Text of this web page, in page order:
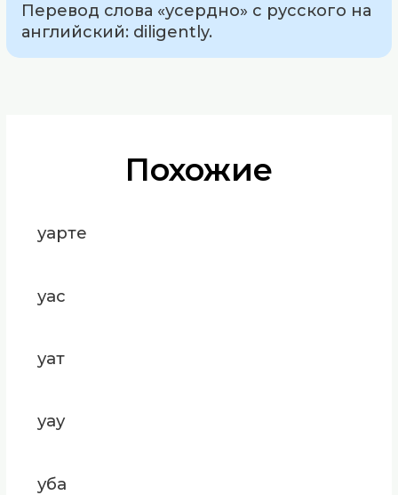
Перевод слова «усердно» с русского на
английский: diligently.
Похожие
уарте
уас
уат
уау
уба